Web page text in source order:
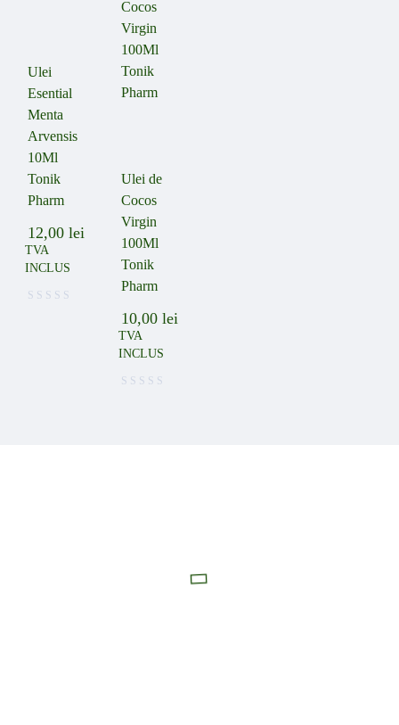
Ulei
Esential
Menta
Arvensis
10Ml
Tonik
Pharm
12,00 lei
TVA
INCLUS
Ulei de
Cocos
Virgin
100Ml
Tonik
Pharm
10,00 lei
TVA
INCLUS